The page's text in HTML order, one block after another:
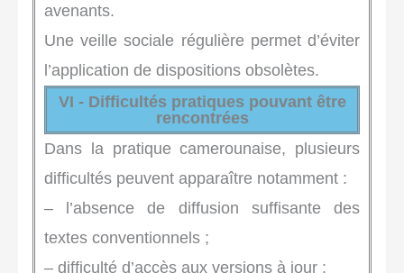
avenants.
Une veille sociale régulière permet d’éviter
l’application de dispositions obsolètes.
VI - Difficultés pratiques pouvant être
rencontrées
Dans la pratique camerounaise, plusieurs
difficultés peuvent apparaître notamment :
– l’absence de diffusion suffisante des
textes conventionnels ;
– difficulté d’accès aux versions à jour ;